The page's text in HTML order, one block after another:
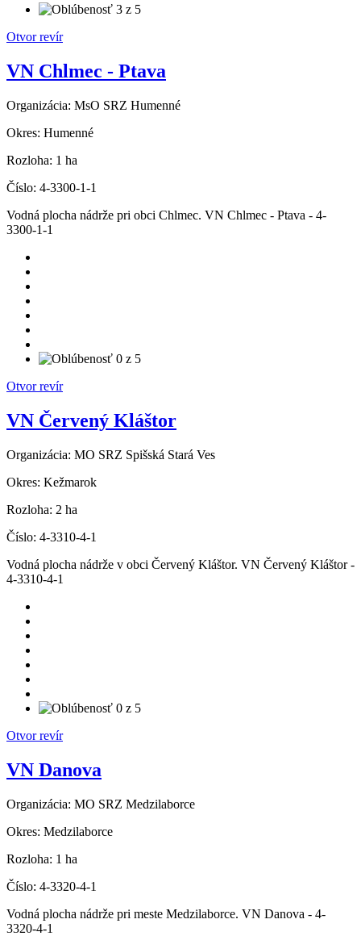
Otvor revír
VN Chlmec - Ptava
Organizácia: MsO SRZ Humenné
Okres: Humenné
Rozloha: 1 ha
Číslo: 4-3300-1-1
Vodná plocha nádrže pri obci Chlmec. VN Chlmec - Ptava - 4-
3300-1-1
Otvor revír
VN Červený Kláštor
Organizácia: MO SRZ Spišská Stará Ves
Okres: Kežmarok
Rozloha: 2 ha
Číslo: 4-3310-4-1
Vodná plocha nádrže v obci Červený Kláštor. VN Červený Kláštor -
4-3310-4-1
Otvor revír
VN Danova
Organizácia: MO SRZ Medzilaborce
Okres: Medzilaborce
Rozloha: 1 ha
Číslo: 4-3320-4-1
Vodná plocha nádrže pri meste Medzilaborce. VN Danova - 4-
3320-4-1